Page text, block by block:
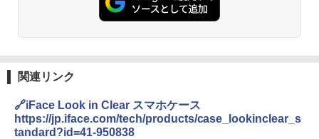
関連リンク
🔗iFace Look in Clear スマホケース
https://jp.iface.com/tech/products/case_lookinclear_s
tandard?id=41-950838